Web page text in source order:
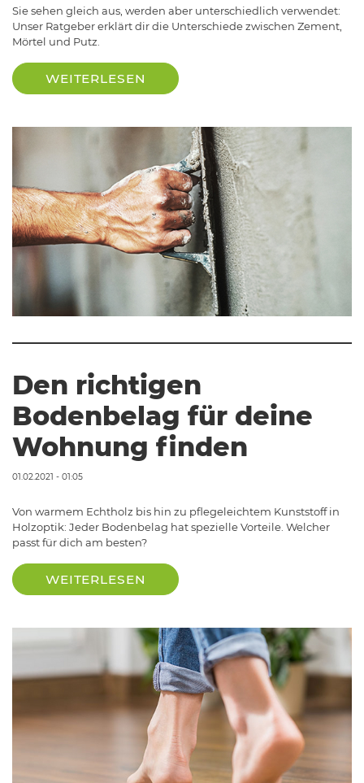
Sie sehen gleich aus, werden aber unterschiedlich verwendet:
Unser Ratgeber erklärt dir die Unterschiede zwischen Zement,
Mörtel und Putz.
WEITERLESEN
Den richtigen
Bodenbelag für deine
Wohnung finden
01.02.2021 - 01:05
Von warmem Echtholz bis hin zu pflegeleichtem Kunststoff in
Holzoptik: Jeder Bodenbelag hat spezielle Vorteile. Welcher
passt für dich am besten?
WEITERLESEN